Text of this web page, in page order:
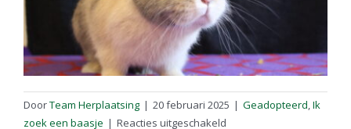
DoorTeam Herplaatsing | 20 februari 2025 | Geadopteerd,Ik
zoek een baasje | Reacties uitgeschakeld